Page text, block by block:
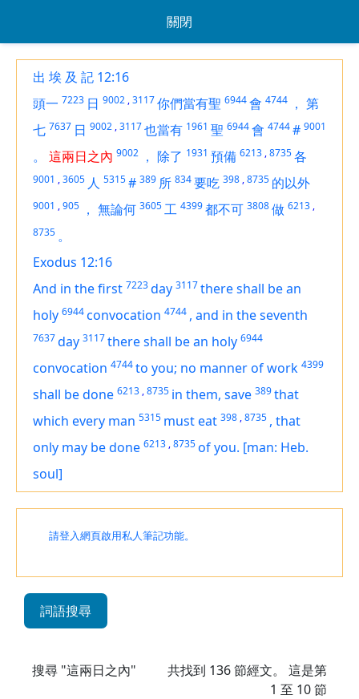
關閉
出 埃 及 記 12:16
頭一 7223 日 9002 ,3117你們當有聖 6944會 4744 ， 第
七 7637 日 9002 ,3117也當有 1961 聖 6944會 4744# 9001
。 這兩日之內 9002 ， 除了 1931 預備 6213 ,8735各
9001 ,3605 人 5315# 389 所 834要吃 398 ,8735 的以外
9001 ,905 ， 無論何 3605工 4399都不可 3808做 6213 ,
8735 。
Exodus 12:16
And in the first 7223day 3117there shall bean
holy 6944convocation 4744 , and in the seventh
7637day 3117there shall be an holy 6944
convocation 4744to you; no manner of work 4399
shall be done 6213 ,8735 in them, save 389that
which every man 5315 must eat 398 ,8735 , that
only may be done 6213 ,8735of you. [man: Heb.
soul]
請登入網頁啟用私人筆記功能。
詞語搜尋
搜尋 "這兩日之內" 共找到 136節經文。 這是第
1 至 10 節